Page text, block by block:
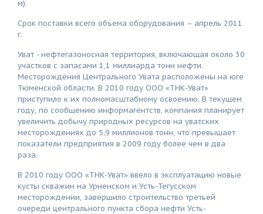
м).
Срок поставки всего объема оборудования – апрель 2011
г.
Уват - нефтегазоносная территория, включающая около 30
участков с запасами 1,1 миллиарда тонн нефти.
Месторождения Центрального Увата расположены на юге
Тюменской области. В 2010 году ООО «ТНК-Уват»
приступило к их полномасштабному освоению. В текущем
году, по сообщению информагентств, компания планирует
увеличить добычу природных ресурсов на уватских
месторождениях до 5,9 миллионов тонн, что превышает
показатели предприятия в 2009 году более чем в два
раза.
В 2010 году ООО «ТНК-Уват» ввело в эксплуатацию новые
кусты скважин на Урненском и Усть-Тегусском
месторождении, завершило строительство третьей
очереди центрального пункта сбора нефти Усть-